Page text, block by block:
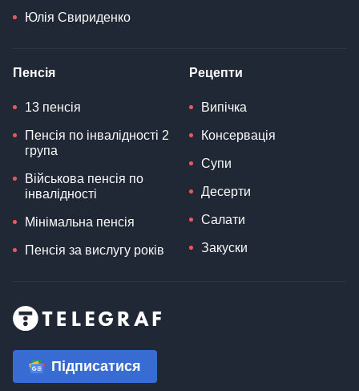
Юлія Свириденко
Пенсія
13 пенсія
Пенсія по інвалідності 2
група
Військова пенсія по
інвалідності
Мінімальна пенсія
Пенсія за вислугу років
Рецепти
Випічка
Консервація
Супи
Десерти
Салати
Закуски
Підписатися